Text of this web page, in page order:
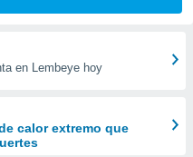
en Lembeye hoy
calor extremo que